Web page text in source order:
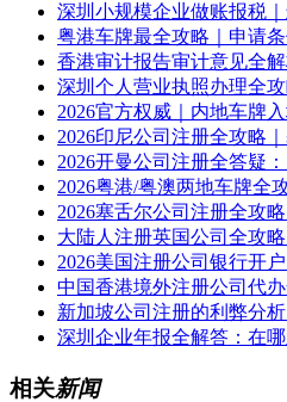
深圳小规模企业做账报税
粤港车牌最全攻略｜申请
香港审计报告审计意见全
深圳个人营业执照办理全
2026官方权威｜内地车牌
2026印尼公司注册全攻略
2026开曼公司注册全答疑
2026粤港/粤澳两地车牌全
2026塞舌尔公司注册全攻
大陆人注册英国公司全攻
2026美国注册公司银行开
中国香港境外注册公司代
新加坡公司注册的利弊分
深圳企业年报全解答：在
相关新闻